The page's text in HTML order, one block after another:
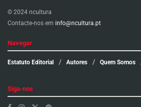
© 2024 ncultura
Contacte-nos em info@ncultura.pt
Navegar
Estatuto Editorial Autores Quem Somos
Siga-nos